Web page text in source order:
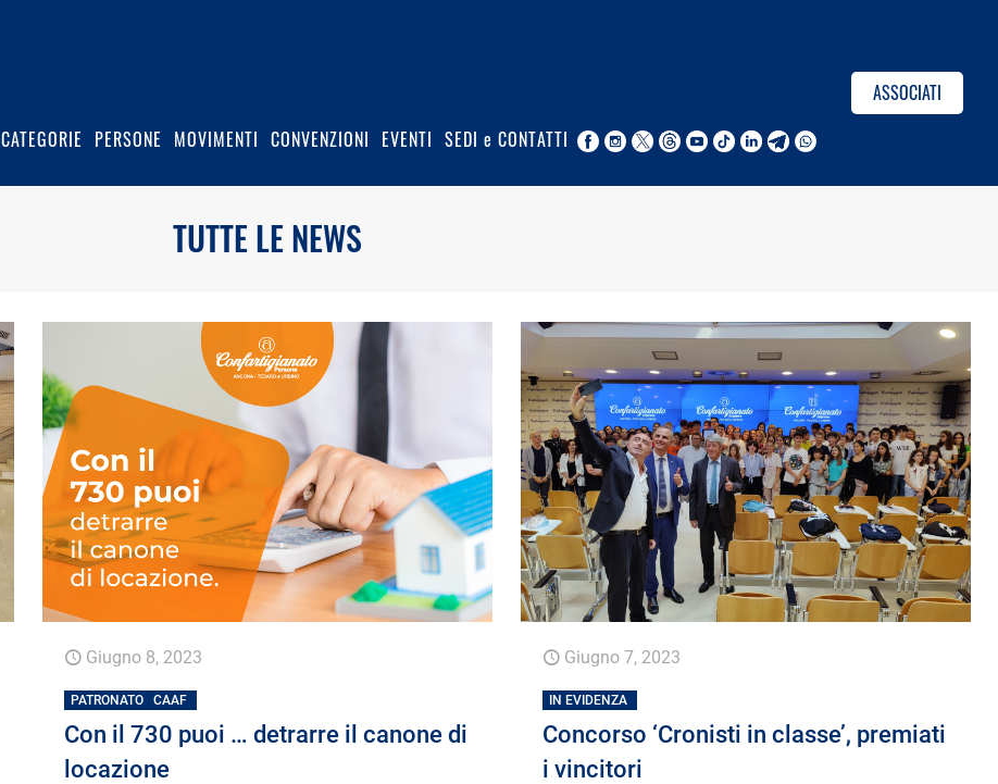
CATEGORIE PERSONE MOVIMENTI CONVENZIONI EVENTI SEDI e CONTATTI
ASSOCIATI
TUTTE LE NEWS
Giugno 8, 2023
PATRONATO CAAF
Con il 730 puoi … detrarre il canone di
locazione
Giugno 7, 2023
IN EVIDENZA
Concorso ‘Cronisti in classe’, premiati
i vincitori